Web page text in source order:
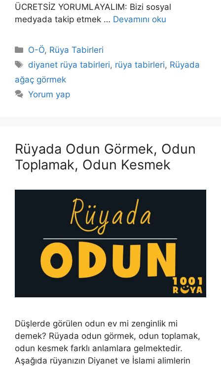
ÜCRETSİZ YORUMLAYALIM: Bizi sosyal
medyada takip etmek … Devamını oku
Kategoriler
O-Ö, Rüya Tabirleri
Etiketler
diyanet rüya tabirleri, rüya tabirleri, Rüyada
ağaç görmek
Yorum yap
Rüyada Odun Görmek, Odun
Toplamak, Odun Kesmek
Düşlerde görülen odun ev mi zenginlik mi
demek? Rüyada odun görmek, odun toplamak,
odun kesmek farklı anlamlara gelmektedir.
Aşağıda rüyanızın Diyanet ve İslami alimlerin